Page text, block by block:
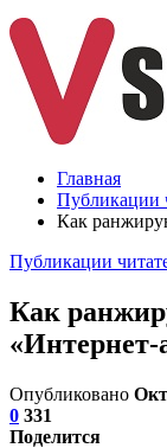
Главная
Публикации
Как
Публикации
Как
«Интернет-
Опубликовано
0 331
Поделится